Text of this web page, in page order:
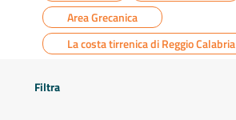
Area Grecanica
La costa tirrenica di Reggio Calabria
Filtra